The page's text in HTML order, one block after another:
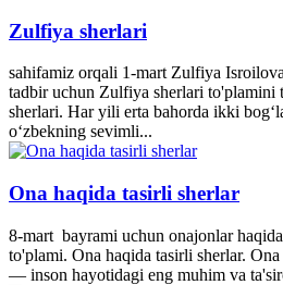
Zulfiya sherlari
sahifamiz orqali 1-mart Zulfiya
tadbir uchun Zulfiya sherlari to'plamini
sherlari. Har yili erta bahorda ikki
oʻzbekning sevimli...
Ona haqida tasirli sherlar
8-mart bayrami uchun onajonlar
to'plami. Ona haqida tasirli sherlar.
— inson hayotidagi eng muhim va